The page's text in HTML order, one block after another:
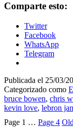
Comparte esto:
Twitter
Facebook
WhatsApp
Telegram
Publicada el 25/03/
Categorizado como
bruce bowen, chris
kevin love, lebron
Paginación
Page 1 … Page 4